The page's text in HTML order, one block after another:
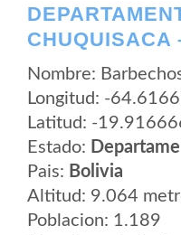
CHUQUISACA
Nombre:
Longitud: -
Latitud: -
Estado:
Pais: Bolivia
Altitud: 9.064
Poblacion: 1.189